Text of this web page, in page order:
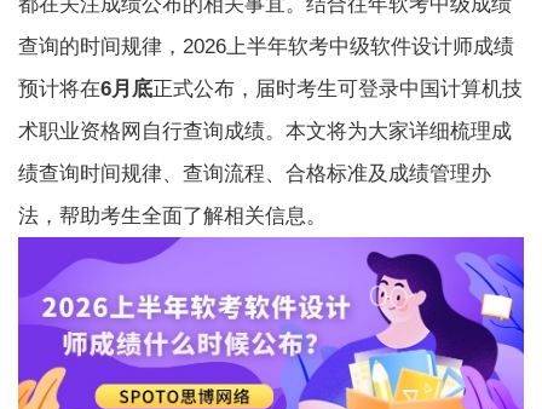
查询的时间规律，2026上半年软考中级软件设计师成绩
预计将在6月底正式公布，届时考生可登录中国计算机技
术职业资格网自行查询成绩。本文将为大家详细梳理成
绩查询时间规律、查询流程、合格标准及成绩管理办
法，帮助考生全面了解相关信息。